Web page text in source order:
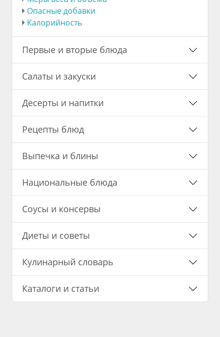
Опасные добавки
Калорийность
Первые и вторые блюда
Салаты и закуски
Десерты и напитки
Рецепты блюд
Выпечка и блины
Национальные блюда
Соусы и консервы
Диеты и советы
Кулинарный словарь
Каталоги и статьи